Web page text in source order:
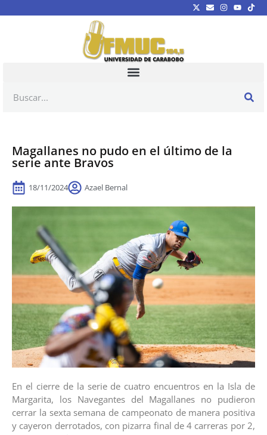
Magallanes no pudo en el último de la
serie ante Bravos
18/11/2024 Azael Bernal
En el cierre de la serie de cuatro encuentros en la Isla de
Margarita, los Navegantes del Magallanes no pudieron
cerrar la sexta semana de campeonato de manera positiva
y cayeron derrotados, con pizarra final de 4 carreras por 2,